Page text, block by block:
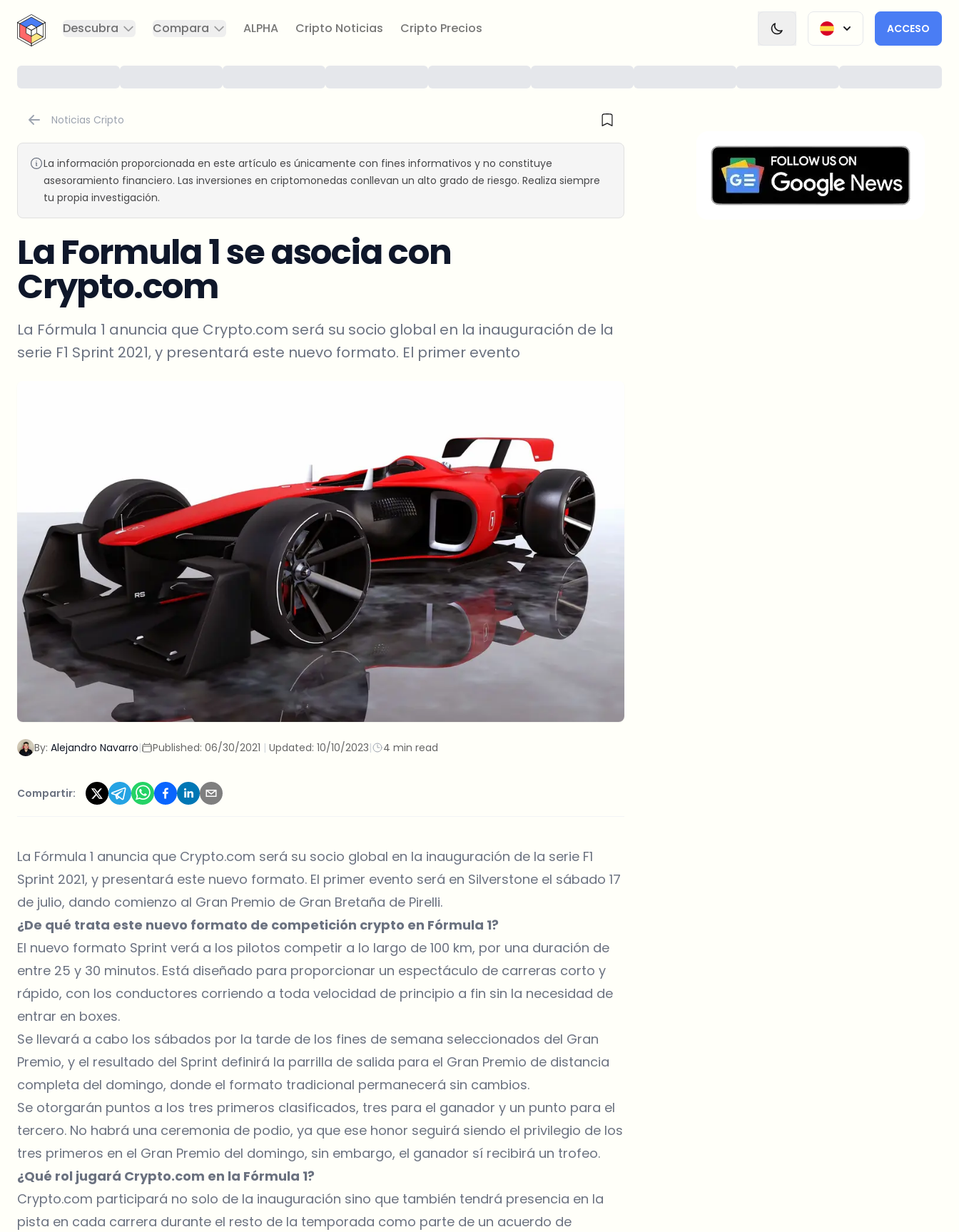
CryptoTicker
Descubra
Compara ALPHA Cripto Noticias Cripto Precios ACCESO
Noticias Cripto
La información proporcionada en este artículo es únicamente con fines informativos y no constituye
asesoramiento financiero. Las inversiones en criptomonedas conllevan un alto grado de riesgo. Realiza siempre
tu propia investigación.
La Formula 1 se asocia con
Crypto.com
La Fórmula 1 anuncia que Crypto.com será su socio global en la inauguración de la
serie F1 Sprint 2021, y presentará este nuevo formato. El primer evento
By: Alejandro Navarro| Published: 06/30/2021 | Updated: 10/10/2023| 4 min read
Compartir:
La Fórmula 1 anuncia que Crypto.com será su socio global en la inauguración de la serie F1
Sprint 2021, y presentará este nuevo formato. El primer evento será en Silverstone el sábado 17
de julio, dando comienzo al Gran Premio de Gran Bretaña de Pirelli.
¿De qué trata este nuevo formato de competición crypto en Fórmula 1?
El nuevo formato Sprint verá a los pilotos competir a lo largo de 100 km, por una duración de
entre 25 y 30 minutos. Está diseñado para proporcionar un espectáculo de carreras corto y
rápido, con los conductores corriendo a toda velocidad de principio a fin sin la necesidad de
entrar en boxes.
Se llevará a cabo los sábados por la tarde de los fines de semana seleccionados del Gran
Premio, y el resultado del Sprint definirá la parrilla de salida para el Gran Premio de distancia
completa del domingo, donde el formato tradicional permanecerá sin cambios.
Se otorgarán puntos a los tres primeros clasificados, tres para el ganador y un punto para el
tercero. No habrá una ceremonia de podio, ya que ese honor seguirá siendo el privilegio de los
tres primeros en el Gran Premio del domingo, sin embargo, el ganador sí recibirá un trofeo.
¿Qué rol jugará Crypto.com en la Fórmula 1?
Crypto.com participará no solo de la inauguración sino que también tendrá presencia en la
pista en cada carrera durante el resto de la temporada como parte de un acuerdo de